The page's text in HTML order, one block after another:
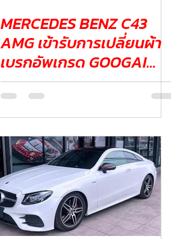
MERCEDES BENZ C43
AMG เข้ารับการเปลี่ยนผ้า
เบรกอัพเกรด GOOGAI
KIRIN